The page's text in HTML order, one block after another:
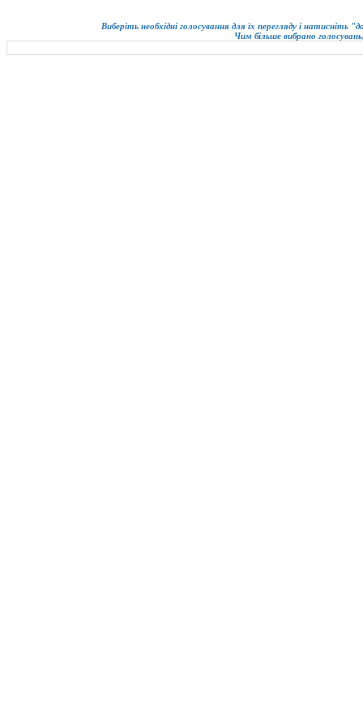
Виберіть необхідні голосування для їх перегляду і натисніть
Чим більше вибрано